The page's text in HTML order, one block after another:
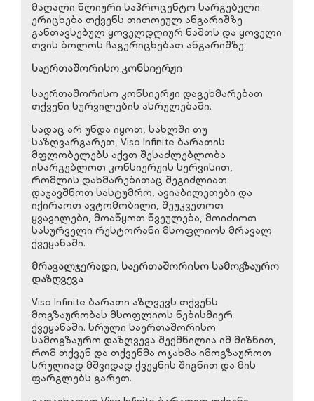
მაღალი წლიური საპროცენტო სარგებელი
ერიცხება თქვენს თითოეულ ანგარიშზე
განთავსებულ ყოველდღიურ ნაშთს და ყოველი
თვის ბოლოს ჩაგერიცხებათ ანგარიშზე.
საერთაშორისო კონსიერჟი
საერთაშორისო კონსიერჟი დაგეხმარებათ
თქვენი სურვილების ასრულებაში.
სადაც არ უნდა იყოთ, სახლში თუ
საზღვარგარეთ, Visa Infinite ბარათის
მფლობელებს აქვთ შესაძლებლობა
ისარგებლოთ კონსიერჟის სერვისით,
რომლის დახმარებითაც შეგიძლიათ
დაჯავშნოთ სასტუმრო, ავიაბილეთები და
იქირაოთ ავტომობილი, შეუკვეთოთ
ყვავილები, მოაწყოთ წვეულება, მოიძიოთ
სასურველი რესტორანი მსოფლიოს მრავალ
ქვეყანაში.
მრავალჯერადი, საერთაშორისო სამოგზაურო
დაზღვევა
Visa Infinite ბარათი აზღვევს თქვენს
მოგზაურობას მსოფლიოს ნებისმიერ
ქვეყანაში. სრული საერთაშორისო
სამოგზაურო დაზღვევა შექმნილია იმ მიზნით,
რომ თქვენ და თქვენმა ოჯახმა იმოგზაუროთ
სრულიად მშვიდად ქვეყნის შიგნით და მის
ფარგლებს გარეთ.